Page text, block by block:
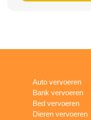
Auto vervoeren
Bank vervoeren
Bed vervoeren
Dieren vervoeren